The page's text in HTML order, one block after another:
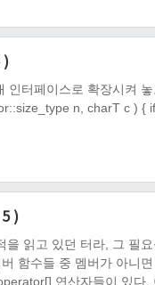
)
터페이스로 확장시켜
n, charT c ) {
5 )
읽고 있던 터라, 그 필
함수들 중 멤버가 아니면
연산자들이 있다.